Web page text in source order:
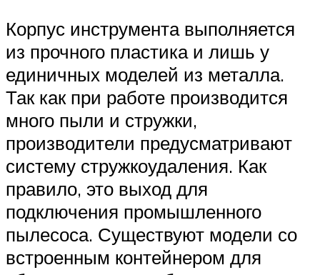
Корпус инструмента выполняется
из прочного пластика и лишь у
единичных моделей из металла.
Так как при работе производится
много пыли и стружки,
производители предусматривают
систему стружкоудаления. Как
правило, это выход для
подключения промышленного
пылесоса. Существуют модели со
встроенным контейнером для